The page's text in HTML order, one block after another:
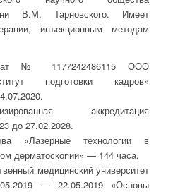
В.М. Тарновского. Имеет
инъекционным методам
№ 1177242486115 ООО
подготовки кадров»
аккредитация
до 27.02.2028.
«Лазерные технологии в
дерматоскопии» — 144 часа.
медицинский университет
— 22.05.2019 «Основы